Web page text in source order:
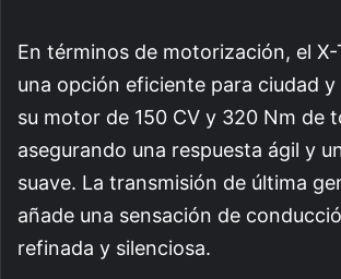
En términos de motorización, el
una opción eficiente para ciudad
su motor de 150 CV y 320 Nm de
asegurando una respuesta ágil y
suave. La transmisión de última
añade una sensación de
refinada y silenciosa.